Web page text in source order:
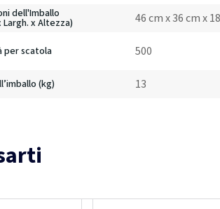
dell'Imballo
Largh. x Altezza) 46 cm x 36 cm x
per scatola 500
(kg) 13